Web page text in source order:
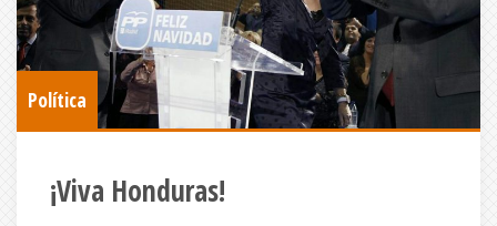
Política
¡Viva Honduras!